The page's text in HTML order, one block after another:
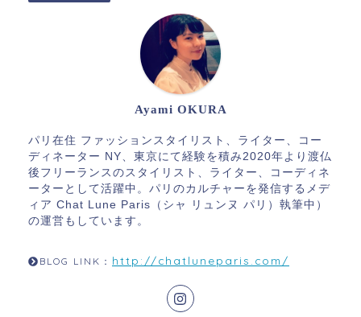
Ayami OKURA
パリ在住 ファッションスタイリスト、ライター、コー
ディネーター NY、東京にて経験を積み2020年より渡仏
後フリーランスのスタイリスト、ライター、コーディネ
ーターとして活躍中。パリのカルチャーを発信するメデ
ィア Chat Lune Paris（シャ リュンヌ パリ）執筆中）
の運営もしています。
BLOG LINK： http://chatluneparis.com/